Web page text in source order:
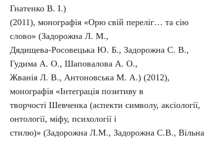
Гнатенко В. І.)
(2011), монографія «Орю свій переліг… та сію
слово» (Задорожна Л. М.,
Дядищева-Росовецька Ю. Б., Задорожна С. В.,
Гудима А. О., Шаповалова А. О.,
Жванія Л. В., Антоновська М. А.) (2012),
монографія «Інтеграція позитиву в
творчості Шевченка (аспекти символу, аксіології,
онтології, міфу, психології і
стилю)» (Задорожна Л.М., Задорожна С.В., Вільна